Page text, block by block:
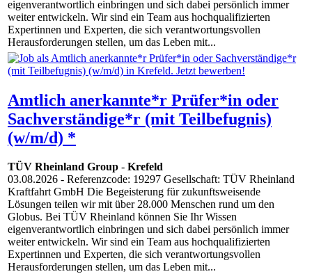
eigenverantwortlich einbringen und sich dabei persönlich immer
weiter entwickeln. Wir sind ein Team aus hochqualifizierten
Expertinnen und Experten, die sich verantwortungsvollen
Herausforderungen stellen, um das Leben mit...
Amtlich anerkannte*r Prüfer*in oder
Sachverständige*r (mit Teilbefugnis)
(w/m/d) *
TÜV Rheinland Group - Krefeld
03.08.2026 - Referenzcode: 19297 Gesellschaft: TÜV Rheinland
Kraftfahrt GmbH Die Begeisterung für zukunftsweisende
Lösungen teilen wir mit über 28.000 Menschen rund um den
Globus. Bei TÜV Rheinland können Sie Ihr Wissen
eigenverantwortlich einbringen und sich dabei persönlich immer
weiter entwickeln. Wir sind ein Team aus hochqualifizierten
Expertinnen und Experten, die sich verantwortungsvollen
Herausforderungen stellen, um das Leben mit...